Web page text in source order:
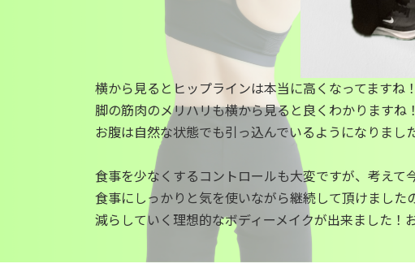
横から見るとヒップラインは本当に高くなってますね
脚の筋肉のメリハリも横から見ると良くわかりますね！
お腹は自然な状態でも引っ込んでいるようになりまし
食事を少なくするコントロールも大変ですが、考えて
食事にしっかりと気を使いながら継続して頂けまし
減らしていく理想的なボディーメイクが出来ました！